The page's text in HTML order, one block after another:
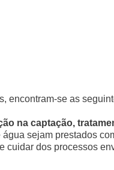
encontram-se as
na captação,
sejam prestados
cuidar dos processos